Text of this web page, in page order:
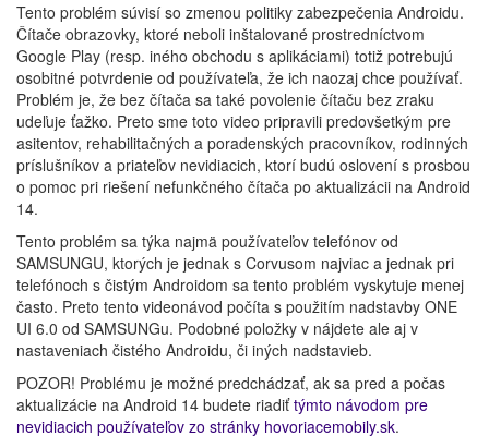
Tento problém súvisí so zmenou politiky zabezpečenia Androidu.
Čítače obrazovky, ktoré neboli inštalované prostredníctvom
Google Play (resp. iného obchodu s aplikáciami) totiž potrebujú
osobitné potvrdenie od používateľa, že ich naozaj chce používať.
Problém je, že bez čítača sa také povolenie čítaču bez zraku
udeľuje ťažko. Preto sme toto video pripravili predovšetkým pre
asitentov, rehabilitačných a poradenských pracovníkov, rodinných
príslušníkov a priateľov nevidiacich, ktorí budú oslovení s prosbou
o pomoc pri riešení nefunkčného čítača po aktualizácii na Android
14.
Tento problém sa týka najmä používateľov telefónov od
SAMSUNGU, ktorých je jednak s Corvusom najviac a jednak pri
telefónoch s čistým Androidom sa tento problém vyskytuje menej
často. Preto tento videonávod počíta s použitím nadstavby ONE
UI 6.0 od SAMSUNGu. Podobné položky v nájdete ale aj v
nastaveniach čistého Androidu, či iných nadstavieb.
POZOR! Problému je možné predchádzať, ak sa pred a počas
aktualizácie na Android 14 budete riadiťtýmto návodom pre
nevidiacich používateľov zo stránky hovoriacemobily.sk.